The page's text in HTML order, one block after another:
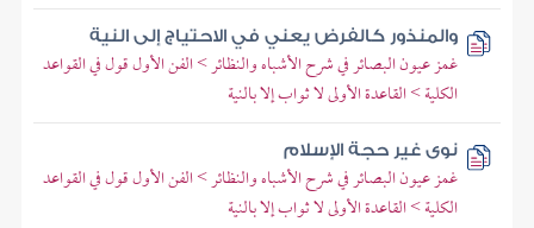
والمنذور كالفرض يعني في الاحتياج إلى النية
غمز عيون البصائر في شرح الأشباه والنظائر > الفن الأول قول في القواعد
الكلية > القاعدة الأولى لا ثواب إلا بالنية
نوى غير حجة الإسلام
غمز عيون البصائر في شرح الأشباه والنظائر > الفن الأول قول في القواعد
الكلية > القاعدة الأولى لا ثواب إلا بالنية